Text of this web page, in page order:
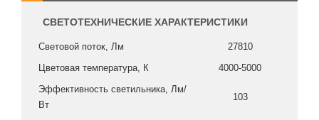
СВЕТОТЕХНИЧЕСКИЕ ХАРАКТЕРИСТИКИ
Световой поток, Лм
27810
Цветовая температура, К
4000-5000
Эффективность светильника, Лм/
Вт
103